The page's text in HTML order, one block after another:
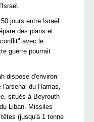
jours entre Israël
des plans et
avec le
guerre pourrait
dispose d'environ
du Hamas,
situés à Beyrouth
Liban. Missiles
(jusqu'à 1 tonne